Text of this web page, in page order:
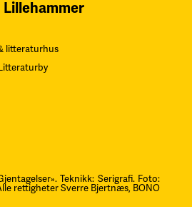
litteraturhus
Teknikk: Serigrafi. Foto:
rettigheter Sverre Bjertnæs, BONO